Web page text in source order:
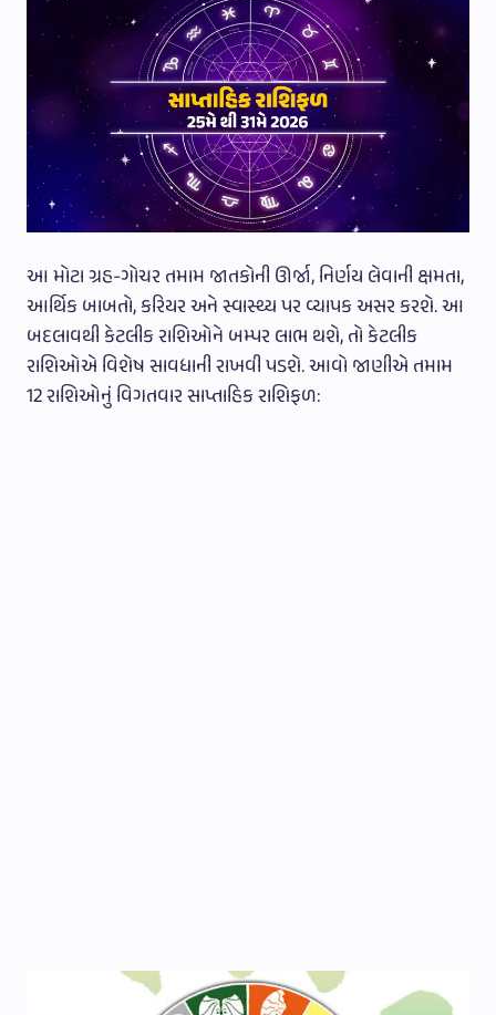
આ મોટા ગ્રહ-ગોચર તમામ જાતકોની ઊર્જા, નિર્ણય લેવાની ક્ષમતા,
આર્થિક બાબતો, કરિયર અને સ્વાસ્થ્ય પર વ્યાપક અસર કરશે. આ
બદલાવથી કેટલીક રાશિઓને બમ્પર લાભ થશે, તો કેટલીક
રાશિઓએ વિશેષ સાવધાની રાખવી પડશે. આવો જાણીએ તમામ
12 રાશિઓનું વિગતવાર સાપ્તાહિક રાશિફળ: